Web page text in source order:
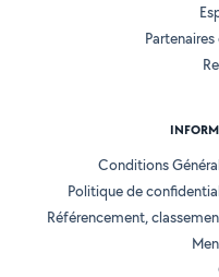
Conditions
Politique de
Référencement,